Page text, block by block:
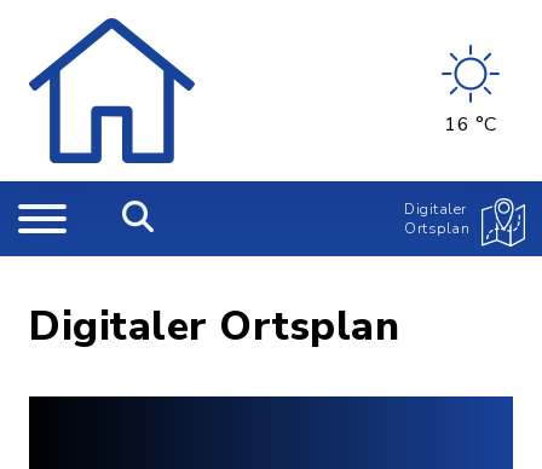
16 °C
Digitaler
Ortsplan
Digitaler Ortsplan